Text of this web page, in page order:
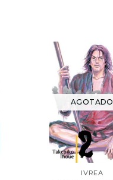
AGOTADO
IVREA